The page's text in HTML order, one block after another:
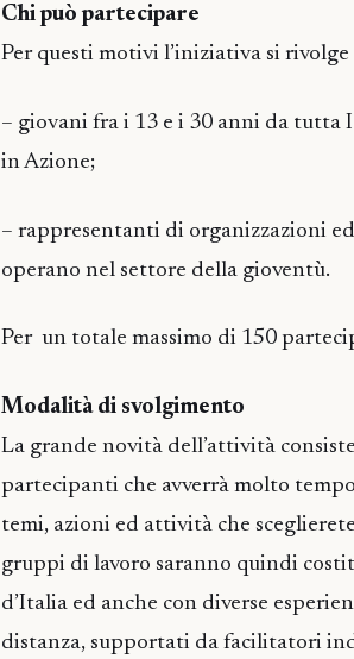
Chi può partecipare
Per questi motivi l’iniziativa si rivolge
– giovani fra i 13 e i 30 anni da tutta
in Azione;
– rappresentanti di organizzazioni
operano nel settore della gioventù.
Per un totale massimo di 150
Modalità di svolgimento
La grande novità dell’attività
partecipanti che avverrà molto
temi, azioni ed attività che
gruppi di lavoro saranno quindi
d’Italia ed anche con diverse
distanza, supportati da facilitatori